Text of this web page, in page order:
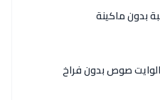
بدون ماكينة
صوص بدون فراخ